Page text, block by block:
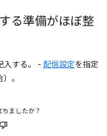
る準備がほぼ整
入する。 - 配信設定を指定
。
ましたか？